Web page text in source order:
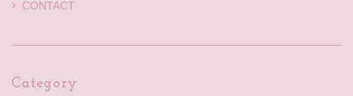
CONTACT
Category